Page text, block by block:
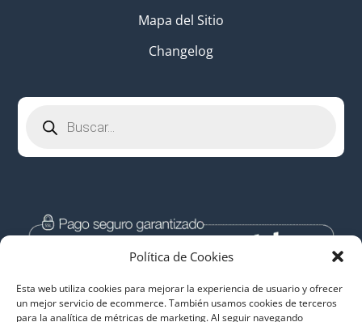
Política de Cookies
Esta web utiliza cookies para mejorar la experiencia de usuario y ofrecer
un mejor servicio de ecommerce. También usamos cookies de terceros
para la analítica de métricas de marketing. Al seguir navegando
Mapa del Sitio
Changelog
productos